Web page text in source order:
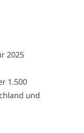
2025
1.500
und